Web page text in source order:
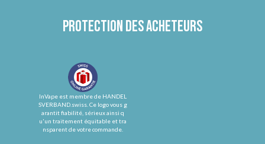
Protection des acheteurs
InVape est membre de HANDEL
SVERBAND.swiss. Ce logo vous g
arantit fiabilité, sérieux ainsi q
u'un traitement équitable et tra
nsparent de votre commande.